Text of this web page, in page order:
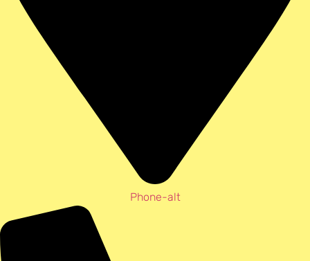
Phone-alt